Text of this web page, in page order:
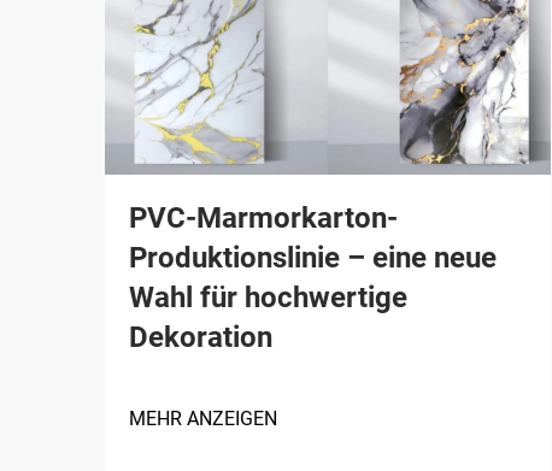
PVC-Marmorkarton-
Produktionslinie – eine neue
Wahl für hochwertige
Dekoration
MEHR ANZEIGEN